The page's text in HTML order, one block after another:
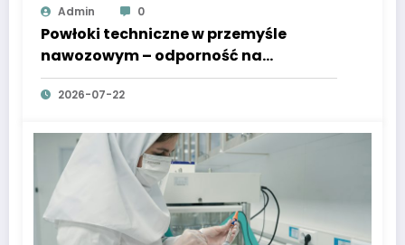
Admin 0
Powłoki techniczne w przemyśle
nawozowym – odporność na
działanie agresywnych substancji
sypkich
2026-07-22